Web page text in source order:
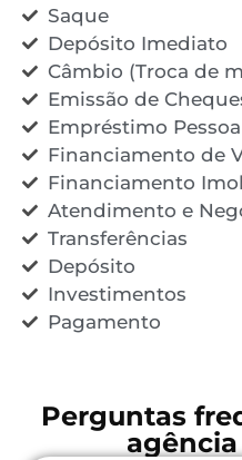
Saque
Depósito Imediato
Câmbio (Troca de
Emissão de
Empréstimo
Financiamento de
Financiamento
Atendimento e
Transferências
Depósito
Investimentos
Pagamento
Perguntas
agência